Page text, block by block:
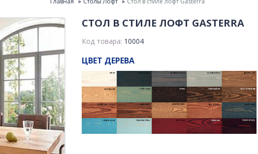
СТОЛ В СТИЛЕ ЛОФТ GASTERRA
Код товара: 10004
ЦВЕТ ДЕРЕВА